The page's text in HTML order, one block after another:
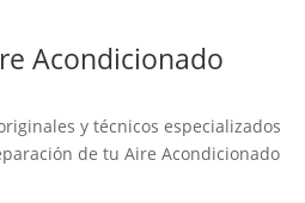
Acondicionado
y técnicos especializados
de tu Aire Acondicionado